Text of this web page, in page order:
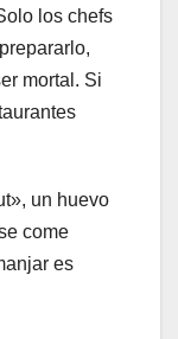
los chefs
mortal. Si
un huevo
come
es